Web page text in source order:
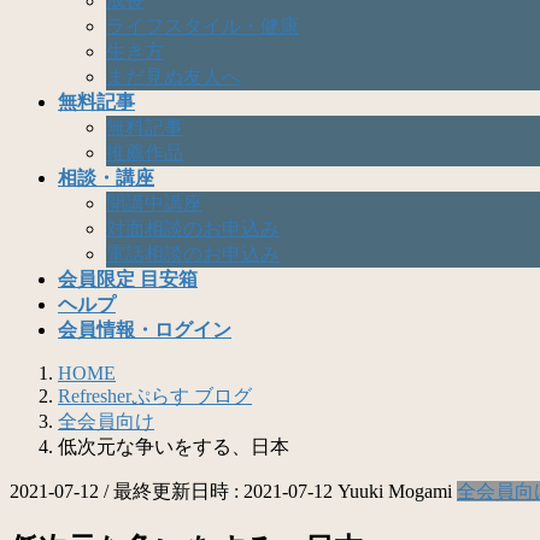
ライフスタイル・健康
生き方
まだ見ぬ友人へ
無料記事
無料記事
推薦作品
相談・講座
開講中講座
対面相談のお申込み
電話相談のお申込み
会員限定 目安箱
ヘルプ
会員情報・ログイン
HOME
Refresherぷらす ブログ
全会員向け
低次元な争いをする、日本
2021-07-12 / 最終更新日時 : 2021-07-12 Yuuki Mogami 全会員向